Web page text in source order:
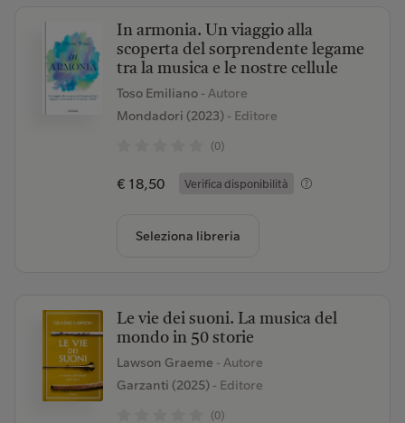
In armonia. Un viaggio alla
scoperta del sorprendente legame
tra la musica e le nostre cellule
Toso Emiliano - Autore
Mondadori (2023)- Editore
(0)
€ 18,50 Verifica disponibilità
Seleziona libreria
Le vie dei suoni. La musica del
mondo in 50 storie
Lawson Graeme - Autore
Garzanti (2025)- Editore
(0)